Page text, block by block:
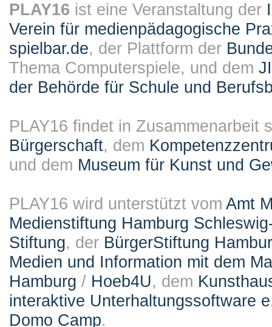
PLAY16 ist eine Veranstaltung der
Verein für medienpädagogische
spielbar.de, der Plattform der
Thema Computerspiele, und dem
der Behörde für Schule und
PLAY16 findet in Zusammenarbeit
Bürgerschaft, dem
und dem Museum für Kunst und
PLAY16 wird unterstützt vom Amt
Medienstiftung Hamburg
Stiftung, der BürgerStiftung
Medien und Information mit dem
Hamburg / Hoeb4U, dem
interaktive Unterhaltungssoftware
Domo Camp.